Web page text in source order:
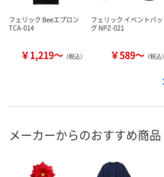
フェリック Beeエプロン
TCA-014
￥1,219～ （税込）
フェリック イベントバッ
グ NPZ-021
￥589～ （税込）
メーカーからのおすすめ商品